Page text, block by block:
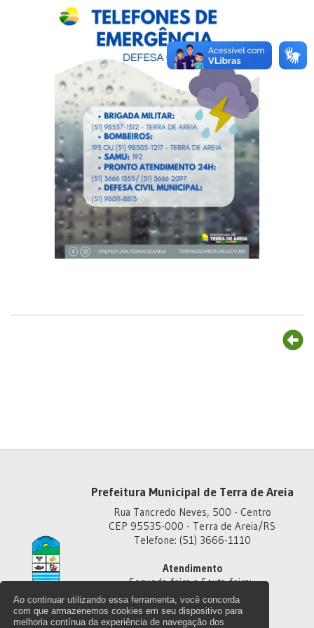
Ao continuar utilizando essa ferramenta, você concorda
com que armazenemos cookies em seu dispositivo para
melhoria contínua da experiência de navegação dos
Prefeitura Municipal de Terra de Areia
Rua Tancredo Neves, 500 - Centro
CEP 95535-000 - Terra de Areia/RS
Telefone: (51) 3666-1110
Atendimento
Segunda-feira a Sexta-feira:
Das 8h às 11h30
Das 13h30 às 18h